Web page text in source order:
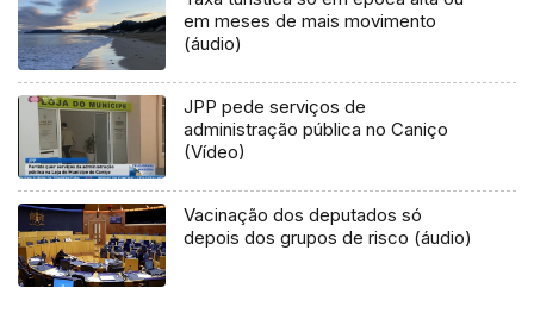
em meses de mais movimento
(áudio)
JPP pede serviços de
administração pública no Caniço
(Vídeo)
Vacinação dos deputados só
depois dos grupos de risco (áudio)